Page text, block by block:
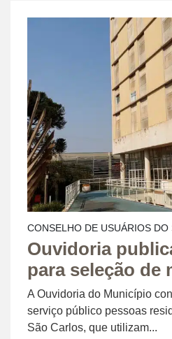
CONSELHO DE USUÁRIOS
Ouvidoria
para seleção de
A Ouvidoria do Município
serviço público pessoas
São Carlos, que utilizam...